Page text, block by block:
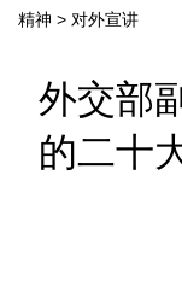
精神 > 对外宣讲
外交部
的二十